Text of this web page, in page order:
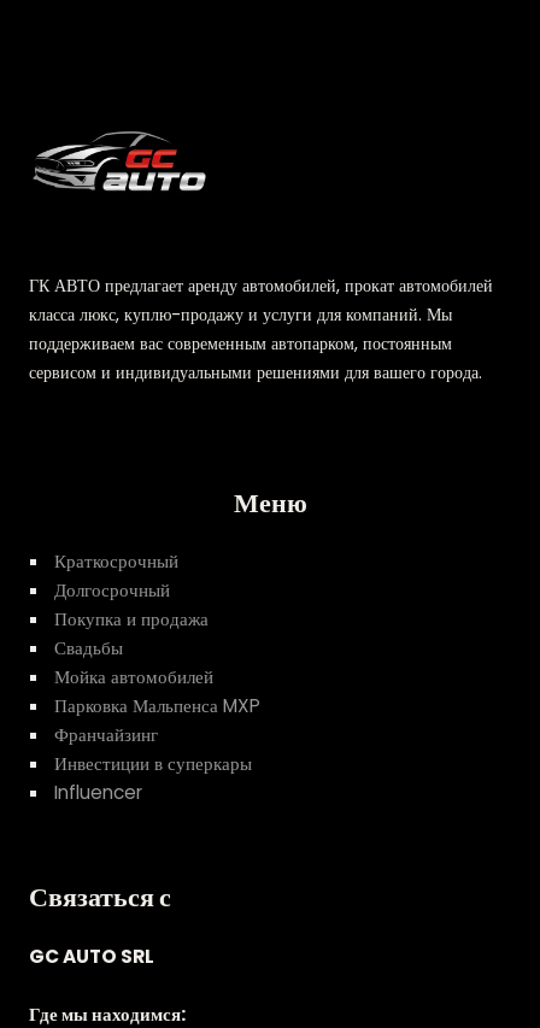
ГК АВТО предлагает аренду автомобилей, прокат автомобилей
класса люкс, куплю-продажу и услуги для компаний. Мы
поддерживаем вас современным автопарком, постоянным
сервисом и индивидуальными решениями для вашего города.
Меню
Краткосрочный
Долгосрочный
Покупка и продажа
Свадьбы
Мойка автомобилей
Парковка Мальпенса MXP
Франчайзинг
Инвестиции в суперкары
Influencer
Связаться с
GC AUTO SRL
Где мы находимся: